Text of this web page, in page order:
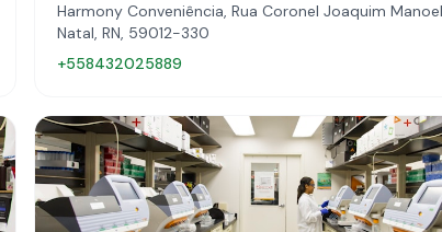
Harmony Conveniência, Rua Coronel Joaquim
Natal, RN, 59012-330
+558432025889